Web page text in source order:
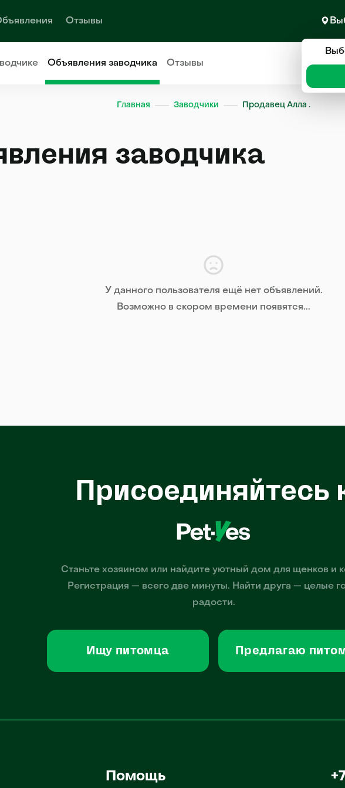
Отзывы
Объявлениязаводчика Отзывы
Главная Заводчики Продавец Алла .
заводчика
У данного пользователя ещё нет объявлений.
Возможно в скором времени появятся...
Присоединяйтесь
Станьте хозяином или найдите уютный дом для щенков и
Регистрация — всего две минуты. Найти друга — целые
радости.
Ищу питомца Предлагаю
Помощь